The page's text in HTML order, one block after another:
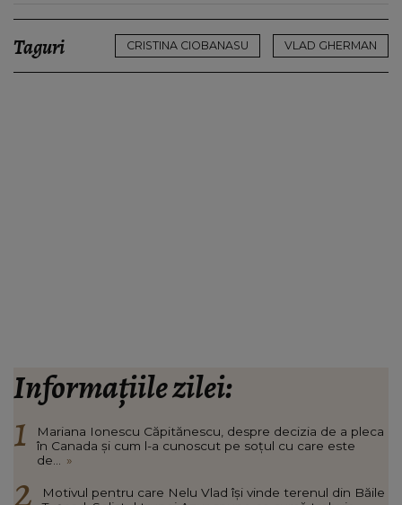
Taguri CRISTINA CIOBANASU VLAD GHERMAN
Informațiile zilei:
Mariana Ionescu Căpitănescu, despre decizia de a pleca
în Canada și cum l-a cunoscut pe soțul cu care este
de...
»
Motivul pentru care Nelu Vlad își vinde terenul din Băile